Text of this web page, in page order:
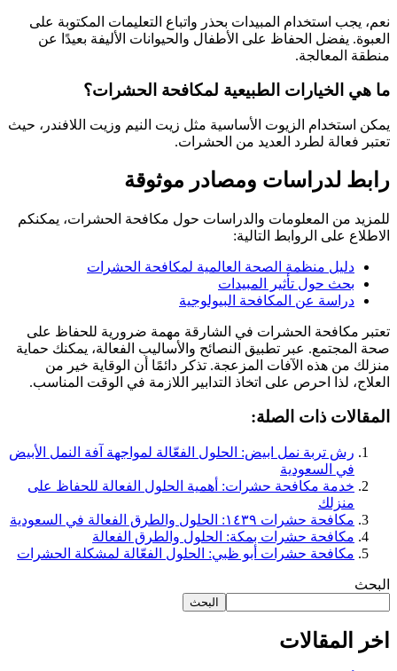
نعم، يجب استخدام المبيدات بحذر واتباع التعليمات المكتوبة على
العبوة. يفضل الحفاظ على الأطفال والحيوانات الأليفة بعيدًا عن
منطقة المعالجة.
ما هي الخيارات الطبيعية لمكافحة الحشرات؟
يمكن استخدام الزيوت الأساسية مثل زيت النيم وزيت اللافندر، حيث
تعتبر فعالة لطرد العديد من الحشرات.
رابط لدراسات ومصادر موثوقة
للمزيد من المعلومات والدراسات حول مكافحة الحشرات، يمكنكم
الاطلاع على الروابط التالية:
دليل منظمة الصحة العالمية لمكافحة الحشرات
بحث حول تأثير المبيدات
دراسة عن المكافحة البيولوجية
تعتبر مكافحة الحشرات في الشارقة مهمة ضرورية للحفاظ على
صحة المجتمع. عبر تطبيق النصائح والأساليب الفعالة، يمكنك حماية
منزلك من هذه الآفات المزعجة. تذكر دائمًا أن الوقاية خير من
العلاج، لذا احرص على اتخاذ التدابير اللازمة في الوقت المناسب.
المقالات ذات الصلة:
رش تربة نمل ابيض: الحلول الفعّالة لمواجهة آفة النمل الأبيض
في السعودية
خدمة مكافحة حشرات: أهمية الحلول الفعالة للحفاظ على
منزلك
مكافحة حشرات ١٤٣٩: الحلول والطرق الفعالة في السعودية
مكافحة حشرات بمكة: الحلول والطرق الفعالة
مكافحة حشرات أبو ظبي: الحلول الفعّالة لمشكلة الحشرات
البحث
البحث
اخر المقالات